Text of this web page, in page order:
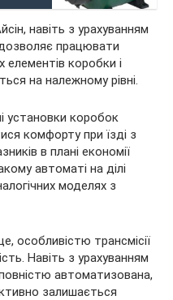
навіть з урахуванням
дозволяє працювати
елементів коробки і
на належному рівні.
установки коробок
комфорту при їзді з
в плані економії
автоматі на ділі
моделях з
особливістю трансмісії
Навіть з урахуванням
автоматизована,
залишається